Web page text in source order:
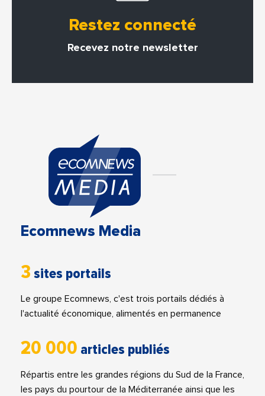
Restez connecté
Recevez notre newsletter
Ecomnews Media
3 sites portails
Le groupe Ecomnews, c'est trois portails dédiés à
l'actualité économique, alimentés en permanence
20 000 articles publiés
Répartis entre les grandes régions du Sud de la France,
les pays du pourtour de la Méditerranée ainsi que les